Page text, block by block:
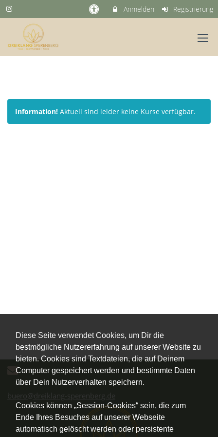
Diese Seite verwendet Cookies, um Dir die
bestmögliche Nutzererfahrung auf unserer Website zu
bieten. Cookies sind Textdateien, die auf Deinem
Computer gespeichert werden und bestimmte Daten
über Dein Nutzerverhalten speichern.
Cookies können „Session-Cookies“ sein, die zum
Ende Ihres Besuches auf unserer Webseite
automatisch gelöscht werden oder persistente
Anmelden Registrierung
Information! Aktuell sind leider keine Kurse verfügbar.
buero@dreiklang-sperenberg.de